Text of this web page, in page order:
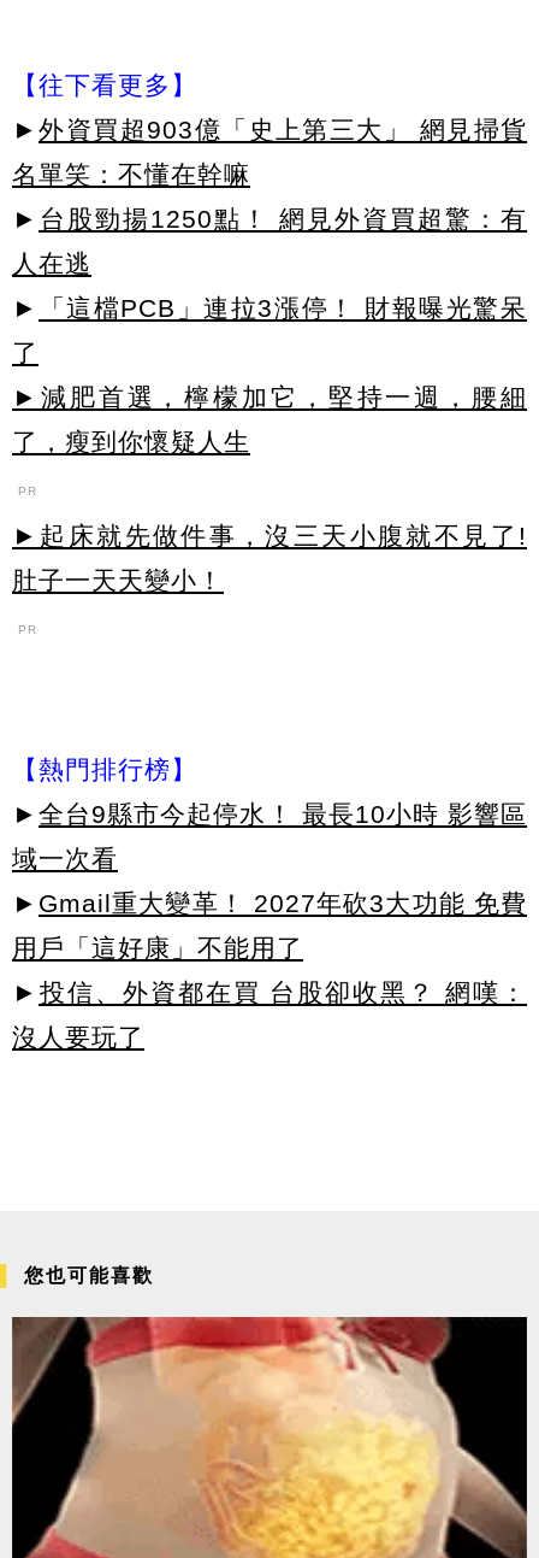
【往下看更多】
► 外資買超903億「史上第三大」 網見掃貨
名單笑：不懂在幹嘛
► 台股勁揚1250點！ 網見外資買超驚：有
人在逃
►
「這檔PCB」連拉3漲停！ 財報曝光驚呆
了
►減肥首選，檸檬加它，堅持一週，腰細
了，瘦到你懷疑人生
PR
►起床就先做件事，沒三天小腹就不見了!
肚子一天天變小！
PR
【熱門排行榜】
► 全台9縣市今起停水！ 最長10小時 影響區
域一次看
► Gmail重大變革！ 2027年砍3大功能 免費
用戶「這好康」不能用了
► 投信、外資都在買 台股卻收黑？ 網嘆：
沒人要玩了
您也可能喜歡